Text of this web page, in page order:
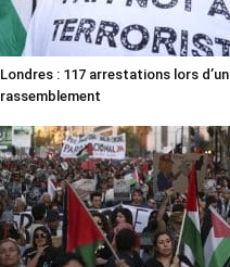
Londres : 117 arrestations lors d’un
rassemblement